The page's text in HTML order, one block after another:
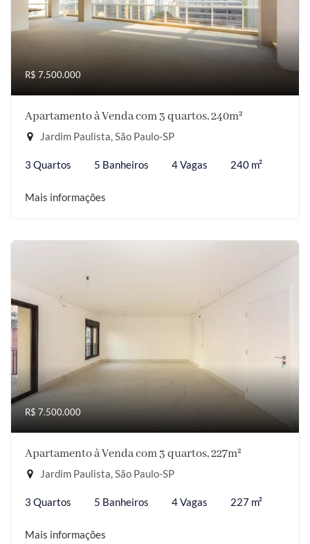
R$ 7.500.000
Apartamento à Venda com 3 quartos, 240m²
Jardim Paulista, São Paulo-SP
3 Quartos 5 Banheiros 4 Vagas 240 m²
Mais informações
R$ 7.500.000
Apartamento à Venda com 3 quartos, 227m²
Jardim Paulista, São Paulo-SP
3 Quartos 5 Banheiros 4 Vagas 227 m²
Mais informações